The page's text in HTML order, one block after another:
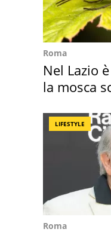
Roma
Nel Lazio
la mosca
LIFESTYLE
Roma